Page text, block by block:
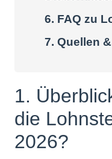
6. FAQ zu
7. Quellen
1.
die
2026?